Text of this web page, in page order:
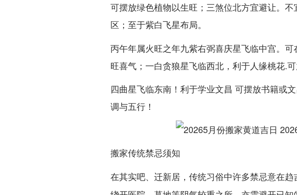
可摆放绿色植物以生旺；三煞位北方宜避让。
区；至于紫白飞星布局。
丙午年属火旺之年九紫右弼喜庆星飞临中宫。
旺喜气；一白贪狼星飞临西北，利于人缘桃花.
四曲星飞临东南！利于学业文昌 可摆放书籍或
调与五行！
搬家传统禁忌须知
在其实吧、迁新居，传统习俗中许多禁忌意在趋